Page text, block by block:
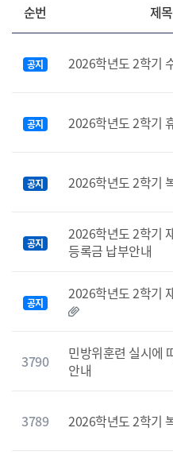
순번 제목
공지 2026학년도 2학기
공지 2026학년도 2학기
공지 2026학년도 2학기
공지
2026학년도 2학기
등록금 납부안내
공지
2026학년도 2학기
3790
민방위훈련 실시에
안내
3789 2026학년도 2학기